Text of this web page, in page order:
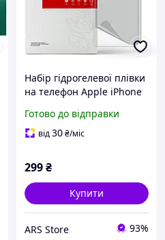
Набір гідрогелевої плівки
на телефон Apple iPhone
матова, Clear + Matte,
(ARM66846)
Готово до відправки
від30₴/міс
299₴
Купити
ARS Store 93%